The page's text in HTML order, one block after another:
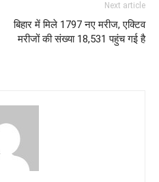
Next article
बिहार में मिले 1797 नए मरीज, एक्टिव
मरीजों की संख्या 18,531 पहुंच गई है